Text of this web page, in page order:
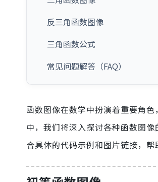
反三角函数图像
三角函数公式
常见问题解答（FAQ）
函数图像在数学中扮演着重要角
中，我们将深入探讨各种函数图
合具体的代码示例和图片链接，